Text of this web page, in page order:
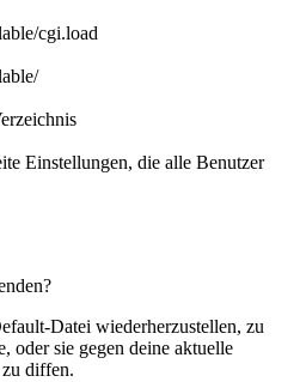
cgi.load
Einstellungen, die alle Benutzer
Datei wiederherzustellen, zu
oder sie gegen deine aktuelle
diffen.